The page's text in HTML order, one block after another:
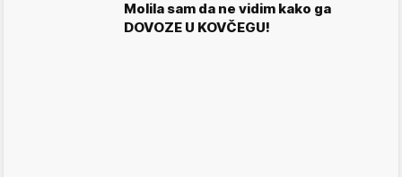
Molila sam da ne vidim kako ga
DOVOZE U KOVČEGU!